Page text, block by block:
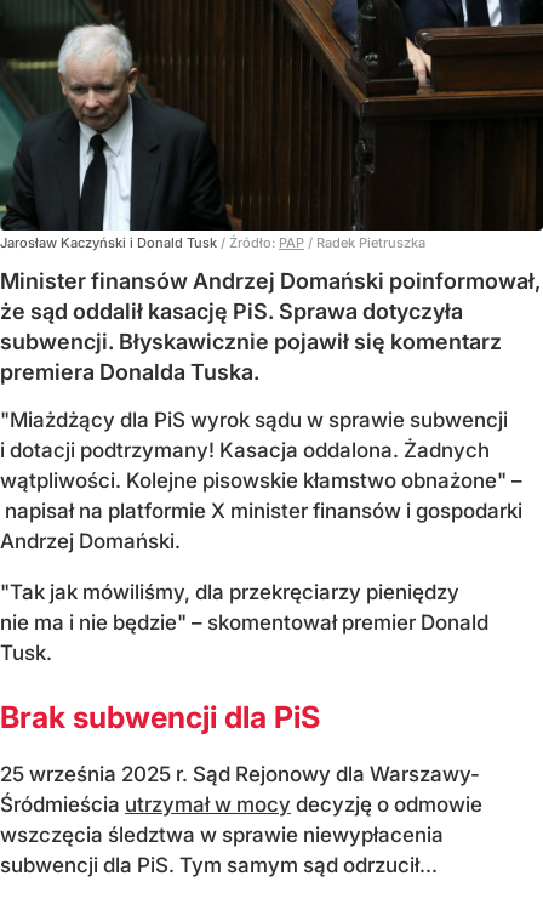
Jarosław Kaczyński i Donald Tusk / Źródło: PAP / Radek Pietruszka
Minister finansów Andrzej Domański poinformował,
że sąd oddalił kasację PiS. Sprawa dotyczyła
subwencji. Błyskawicznie pojawił się komentarz
premiera Donalda Tuska.
"Miażdżący dla PiS wyrok sądu w sprawie subwencji
i dotacji podtrzymany! Kasacja oddalona. Żadnych
wątpliwości. Kolejne pisowskie kłamstwo obnażone" –
napisał na platformie X minister finansów i gospodarki
Andrzej Domański.
"Tak jak mówiliśmy, dla przekręciarzy pieniędzy
nie ma i nie będzie" – skomentował premier Donald
Tusk.
Brak subwencji dla PiS
25 września 2025 r. Sąd Rejonowy dla Warszawy-
Śródmieścia utrzymał w mocy decyzję o odmowie
wszczęcia śledztwa w sprawie niewypłacenia
subwencji dla PiS. Tym samym sąd odrzucił...